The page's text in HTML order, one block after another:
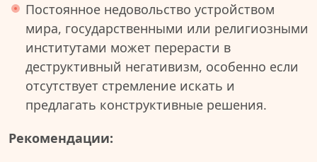
Постоянное недовольство устройством
мира, государственными или религиозными
институтами может перерасти в
деструктивный негативизм, особенно если
отсутствует стремление искать и
предлагать конструктивные решения.
Рекомендации: